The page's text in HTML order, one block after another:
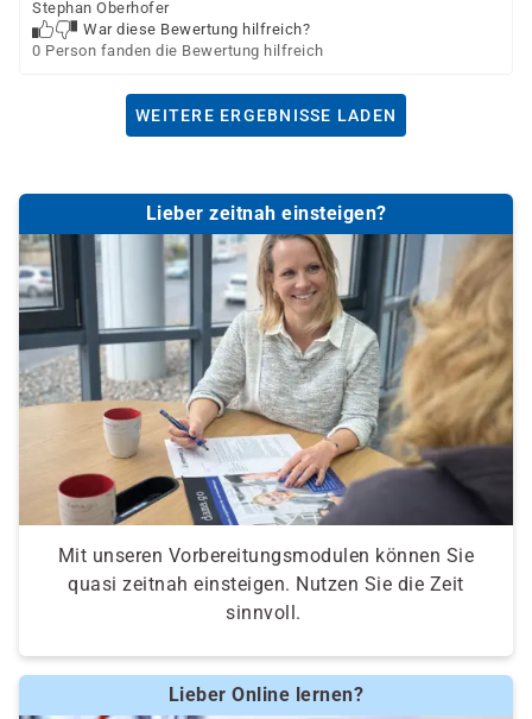
Stephan Oberhofer
War diese Bewertung hilfreich?
0 Person fanden die Bewertung hilfreich
WEITERE ERGEBNISSE LADEN
Lieber zeitnah einsteigen?
Mit unseren Vorbereitungsmodulen können Sie
quasi zeitnah einsteigen. Nutzen Sie die Zeit
sinnvoll.
Lieber Online lernen?